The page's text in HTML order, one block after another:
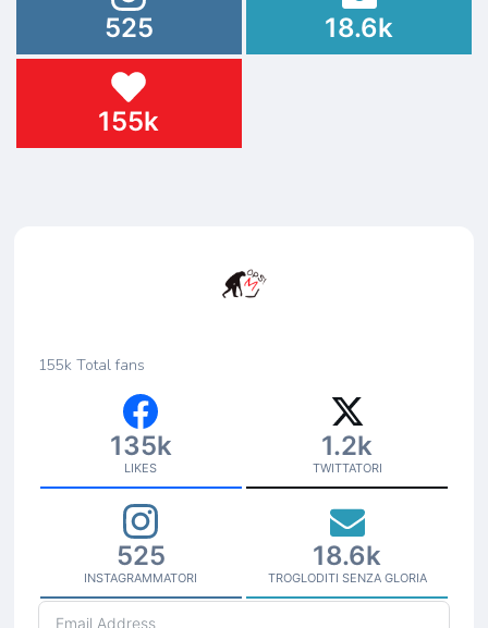
525 18.6k
155k
155k Total fans
135k
LIKES
1.2k
TWITTATORI
525
INSTAGRAMMATORI
18.6k
TROGLODITI SENZA GLORIA